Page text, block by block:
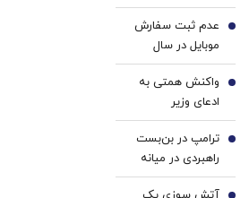
جنگ ایران، آمریکا
را در برابر رقبایش
تضعیف کرد
عدم ثبت سفارش
موبایل در سال
۱۴۰۵/ قیمت موبایل
۳۰ تا ۴۰ درصد بالا
رفت/ قیمت موبایل
۲۰ درصد ارزان
خواهد شد اگر...
3
واکنش همتی به
ادعای وزیر
خزانه‌داری آمریکا
درباره احتمال
دستیابی ایران و
آمریکا به توافق در
4
ترامپ در بن‌بست
راهبردی در میانه
جنگ با ایران |
5